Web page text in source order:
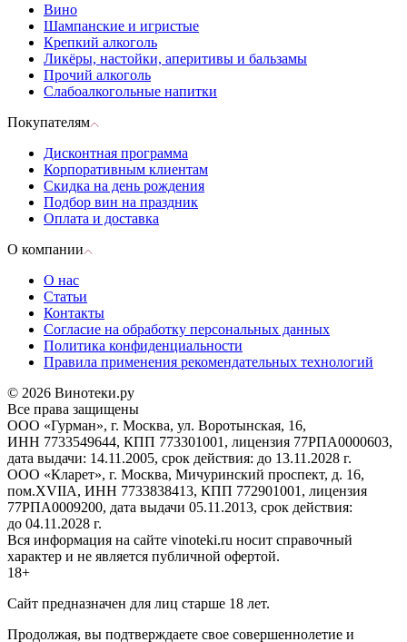
Вино
Шампанские и игристые
Крепкий алкоголь
Ликёры, настойки, аперитивы и бальзамы
Прочий алкоголь
Слабоалкогольные напитки
Покупателям
Дисконтная программа
Корпоративным клиентам
Скидка на день рождения
Подбор вин на праздник
Оплата и доставка
О компании
О нас
Статьи
Контакты
Согласие на обработку персональных данных
Политика конфиденциальности
Правила применения рекомендательных технологий
© 2026 Винотеки.ру
Все права защищены
ООО «Гурман», г. Москва, ул. Воротынская, 16,
ИНН 7733549644, КПП 773301001, лицензия 77РПА0000603,
дата выдачи: 14.11.2005, срок действия: до 13.11.2028 г.
ООО «Кларет», г. Москва, Мичуринский проспект, д. 16,
пом.XVIIA, ИНН 7733838413, КПП 772901001, лицензия
77РПА0009200, дата выдачи 05.11.2013, срок действия:
до 04.11.2028 г.
Вся информация на сайте vinoteki.ru носит справочный
характер и не является публичной офертой.
18+
Сайт предназначен для лиц старше 18 лет.
Продолжая, вы подтверждаете свое совершеннолетие и